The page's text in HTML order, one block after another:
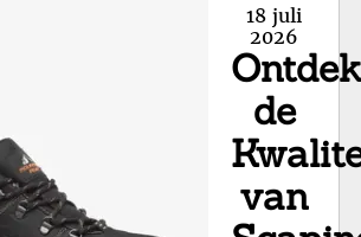
Posted
on
18 juli
2026
Ontdek
de
van